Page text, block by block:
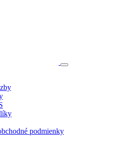
podmienky